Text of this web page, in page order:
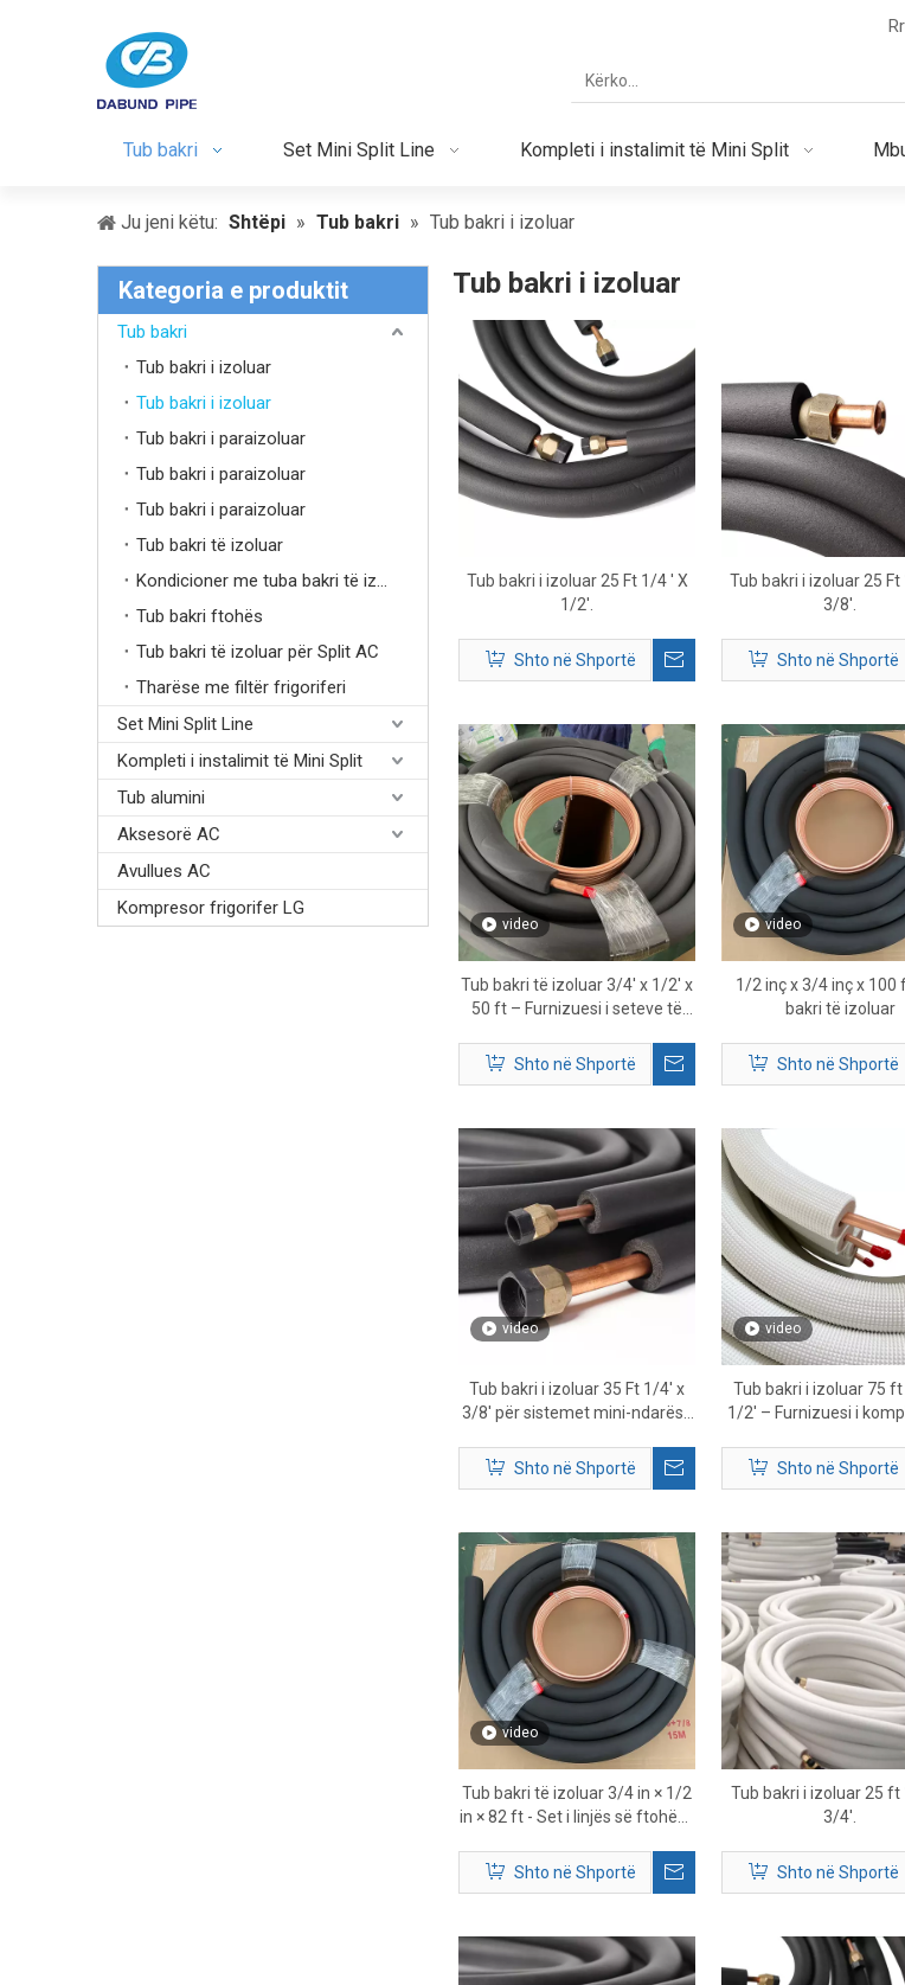
Tub bakri Set Mini Split Line Kompleti i instalimit të Mini Split
Ju jeni këtu: Shtëpi » Tub bakri » Tub bakri i izoluar
Kategoria e produktit
Tub bakri
Tub bakri i izoluar
Tub bakri i izoluar
Tub bakri i paraizoluar
Tub bakri i paraizoluar
Tub bakri i paraizoluar
Tub bakri të izoluar
Kondicioner me tuba bakri të izoluar
Tub bakri ftohës
Tub bakri të izoluar për Split AC
Tharëse me filtër frigoriferi
Set Mini Split Line
Kompleti i instalimit të Mini Split
Tub alumini
Aksesorë AC
Avullues AC
Kompresor frigorifer LG
Tub bakri i izoluar
Tub bakri i izoluar 25 Ft 1/4 ' X
1/2'.
Shto në Shportë
Tub bakri i izoluar 25 Ft
3/8'.
Shto në Shportë
video
Tub bakri të izoluar 3/4' x 1/2' x
50 ft – Furnizuesi i seteve të
lartë
Shto në Shportë
video
1/2 inç x 3/4 inç x 100
bakri të izoluar
Shto në Shportë
video
Tub bakri i izoluar 35 Ft 1/4' x
3/8' për sistemet mini-ndarëse
Shto në Shportë
video
Tub bakri i izoluar 75
1/2' – Furnizuesi i
gjatësi të gjatë
Shto në Shportë
video
Tub bakri të izoluar 3/4 in × 1/2
in × 82 ft - Set i linjës së ftohësit
Shto në Shportë
Tub bakri i izoluar 25 ft
3/4'.
Shto në Shportë